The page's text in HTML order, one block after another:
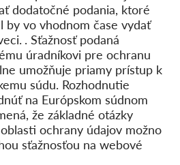
dodatočné podania, ktoré
by vo vhodnom čase vydať
. Sťažnosť podaná
úradníkovi pre ochranu
umožňuje priamy prístup k
súdu. Rozhodnutie
na Európskom súdnom
že základné otázky
ochrany údajov možno
sťažnosťou na webové